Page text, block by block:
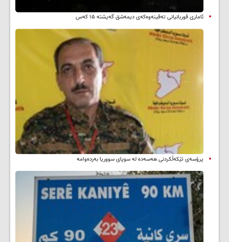
ئاماری قوربانیانی تەقینەوەکەی دیمەشق گەیشتە ۱۵ کەس
پرۆسەی تێکەڵکردنی هەسەدە لە سوپای سووریا بەردەوامە